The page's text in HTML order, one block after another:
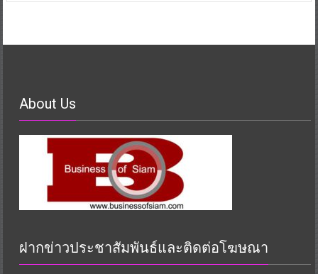
About Us
ฝากข่าวประชาสัมพันธ์และติดต่อโฆษณา